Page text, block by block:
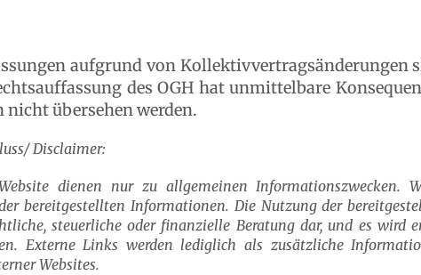
aufgrund von Kollektivvertragsänderungen
des OGH hat unmittelbare
übersehen werden.
Disclaimer:
dienen nur zu allgemeinen Informationszwecken.
bereitgestellten Informationen. Die Nutzung der
steuerliche oder finanzielle Beratung dar, und es wird
Externe Links werden lediglich als zusätzliche
Websites.